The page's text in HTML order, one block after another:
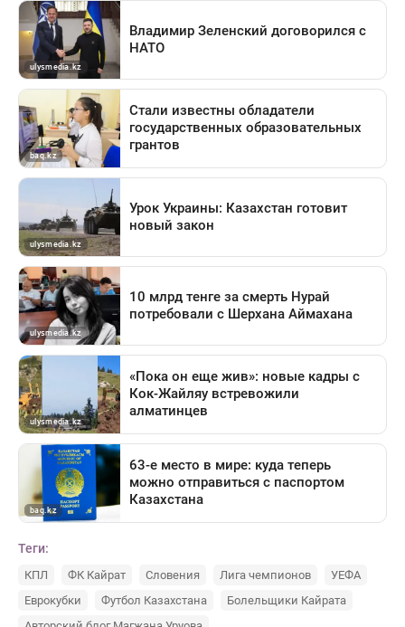
Теги:
КПЛ ФК Кайрат Словения Лига чемпионов
УЕФА
Еврокубки
Футбол Казахстана
Болельщики Кайрата